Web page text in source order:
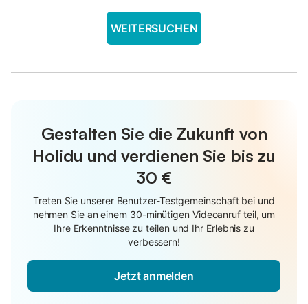
WEITERSUCHEN
Gestalten Sie die Zukunft von
Holidu und verdienen Sie bis zu
30 €
Treten Sie unserer Benutzer-Testgemeinschaft bei und
nehmen Sie an einem 30-minütigen Videoanruf teil, um
Ihre Erkenntnisse zu teilen und Ihr Erlebnis zu
verbessern!
Jetzt anmelden